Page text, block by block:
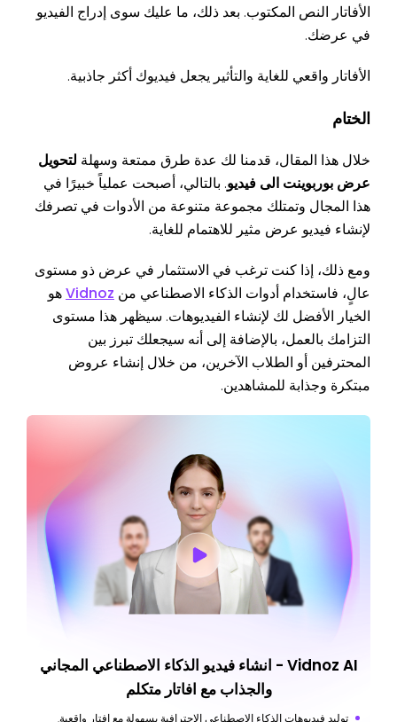
الأفاتار النص المكتوب. بعد ذلك، ما عليك سوى إدراج الفيديو
في عرضك.
الأفاتار واقعي للغاية والتأثير يجعل فيديوك أكثر جاذبية.
الختام
خلال هذا المقال، قدمنا لك عدة طرق ممتعة وسهلة لتحويل
عرض بوربوينت الى فيديو. بالتالي، أصبحت عملياً خبيرًا في
هذا المجال وتمتلك مجموعة متنوعة من الأدوات في تصرفك
لإنشاء فيديو عرض مثير للاهتمام للغاية.
ومع ذلك، إذا كنت ترغب في الاستثمار في عرض ذو مستوى
عالٍ، فاستخدام أدوات الذكاء الاصطناعي من Vidnozهو
الخيار الأفضل لك لإنشاء الفيديوهات. سيظهر هذا مستوى
التزامك بالعمل، بالإضافة إلى أنه سيجعلك تبرز بين
المحترفين أو الطلاب الآخرين، من خلال إنشاء عروض
مبتكرة وجذابة للمشاهدين.
Vidnoz AI - انشاء فيديو الذكاء الاصطناعي المجاني
والجذاب مع افاتار متكلم
توليد فيديوهات الذكاء الاصطناعي الاحترافية بسهولة مع افتار واقعية.